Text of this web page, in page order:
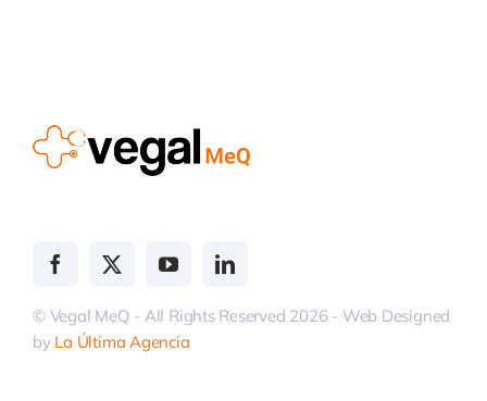
© Vegal MeQ - All Rights Reserved 2026 - Web Designed
by La Última Agencia